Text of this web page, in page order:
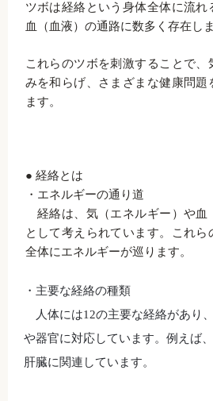
ツボは経絡という身体全体に流れ
血（血液）の通路に数多く存在しま
これらのツボを刺激することで、
みを和らげ、さまざまな健康問題
ます。
● 経絡とは
・エネルギーの通り道
経絡は、気（エネルギー）や血
として考えられています。これ
全体にエネルギーが巡ります。
・主要な経絡の種類
人体には12の主要な経絡があり
や器官に対応しています。例えば
肝臓に関連しています。